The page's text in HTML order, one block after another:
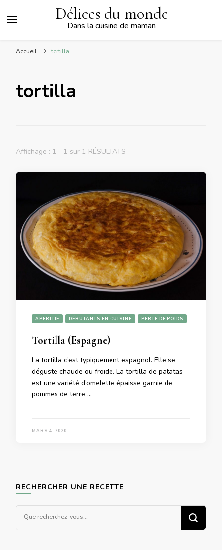
Délices du monde
Dans la cuisine de maman
Accueil tortilla
tortilla
Affichage : 1 - 1 sur 1 RÉSULTATS
APERITIF DÉBUTANTS EN CUISINE PERTE DE POIDS
Tortilla (Espagne)
La tortilla c’est typiquement espagnol. Elle se
déguste chaude ou froide. La tortilla de patatas
est une variété d’omelette épaisse garnie de
pommes de terre …
MARS 4, 2020
RECHERCHER UNE RECETTE